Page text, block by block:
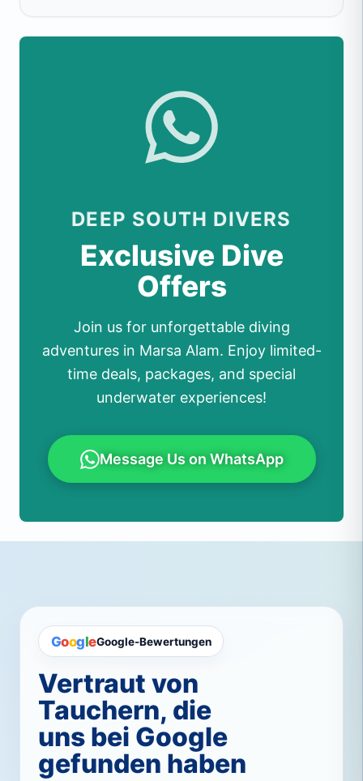
DEEP SOUTH DIVERS
Exclusive Dive
Offers
Join us for unforgettable diving
adventures in Marsa Alam. Enjoy limited-
time deals, packages, and special
underwater experiences!
Message Us on WhatsApp
GoogleGoogle-Bewertungen
Vertraut von
Tauchern, die
uns bei Google
gefunden haben